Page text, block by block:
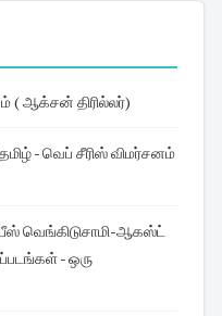
( ஆக்சன் திரில்லர்)
வெங்கிடுசாமி-ஆகஸ்ட்
- ஒரு